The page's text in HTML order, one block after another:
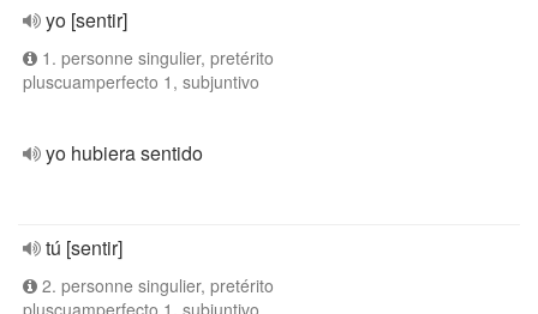
yo [sentir]
1. personne singulier, pretérito
pluscuamperfecto 1, subjuntivo
yo hubiera sentido
tú [sentir]
2. personne singulier, pretérito
pluscuamperfecto 1, subjuntivo